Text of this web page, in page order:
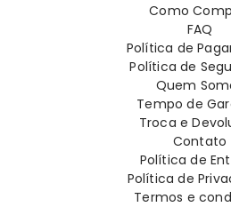
Como
FAQ
Política de
Política de
Quem
Tempo de
Troca e
Contato
Política de
Política de
Termos e